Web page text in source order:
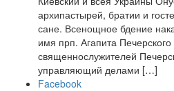
архипастырей, братии и
сане. Всенощное бдение
имя прп. Агапита
священнослужителей
управляющий делами […]
Facebook